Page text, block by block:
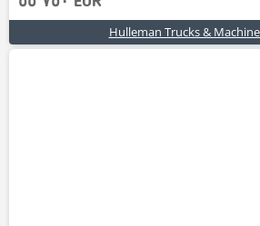
Hulleman Trucks &